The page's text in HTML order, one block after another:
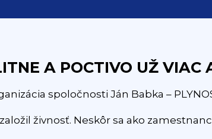
A POCTIVO UŽ VIAC
spoločnosti Ján Babka –
živnosť. Neskôr sa ako